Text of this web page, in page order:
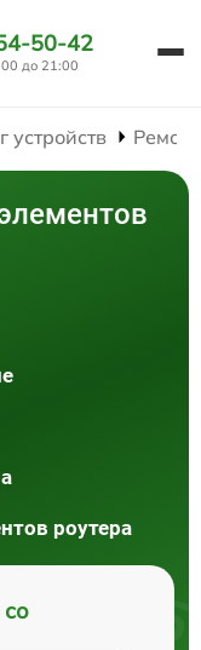
50-42
до 21:00
устройств
роутера